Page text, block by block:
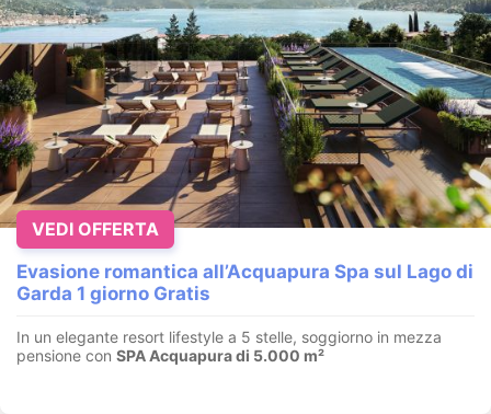
Evasione romantica all’Acquapura Spa sul Lago di
Garda 1 giorno Gratis
In un elegante resort lifestyle a 5 stelle, soggiorno in mezza
pensione con SPA Acquapura di 5.000 m²
VEDI OFFERTA